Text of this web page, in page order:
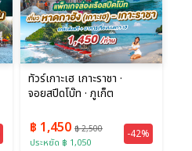
ทัวร์เกาะเฮ เกาะราชา ·
จอยสปีดโบ๊ท · ภูเก็ต
฿ 1,450 ฿ 2,500
ประหยัด ฿ 1,050
-42%